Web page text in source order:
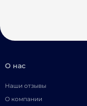
О нас
Наши отзывы
О компании